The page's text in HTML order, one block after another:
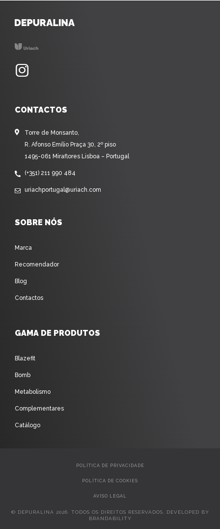
CONTACTOS
Torre de Monsanto,
R. Afonso Emílio Praça 30, 2º piso
1495-061 Miraflores Lisboa – Portugal
(+351) 211 990 484
uriachportugal@uriach.com
SOBRE NÓS
Marca
Recomendador
Blog
Contactos
GAMA DE PRODUTOS
Blazefit
Bomb
Metabolismo
Complementares
Catálogo
© DEPURALINA 2026. TODOS OS DIREITOS RESERVADOS. DEVELOPED BY
BRANDABILITY
POLÍTICA DE PRIVACIDADE
POLÍTICA DE COOKIES
AVISO LEGAL